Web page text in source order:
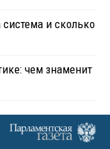
и сколько
чем знаменит